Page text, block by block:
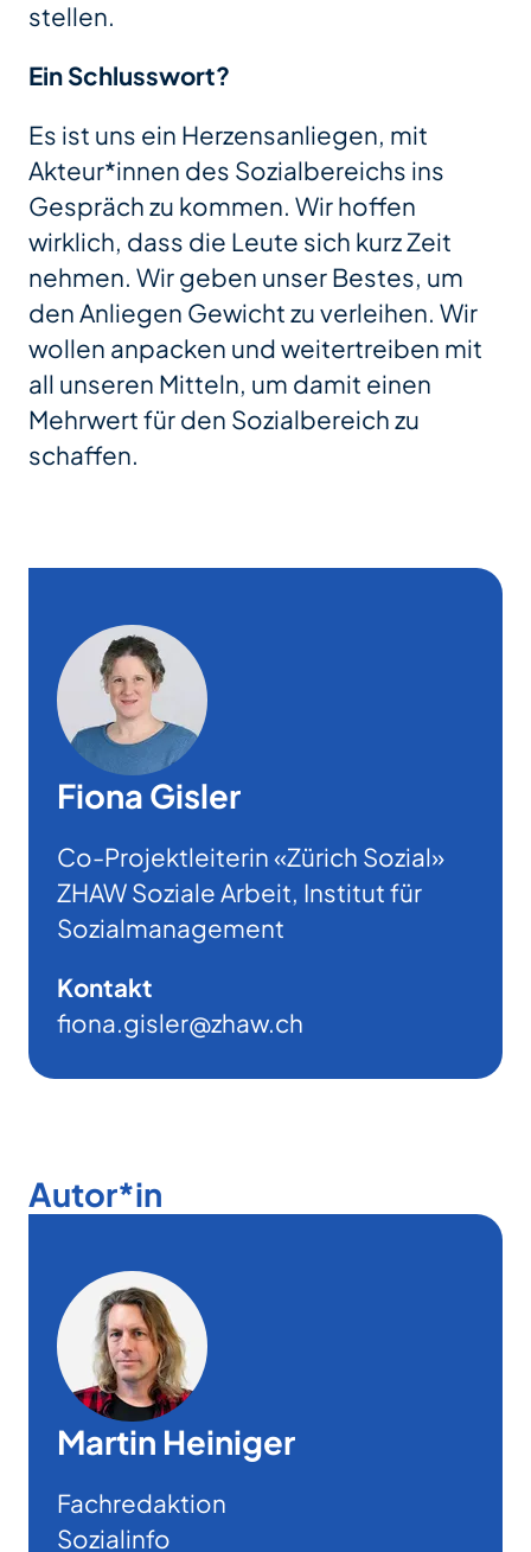
stellen.
Ein Schlusswort?
Es ist uns ein Herzensanliegen, mit
Akteur*innen des Sozialbereichs ins
Gespräch zu kommen. Wir hoffen
wirklich, dass die Leute sich kurz Zeit
nehmen. Wir geben unser Bestes, um
den Anliegen Gewicht zu verleihen. Wir
wollen anpacken und weitertreiben mit
all unseren Mitteln, um damit einen
Mehrwert für den Sozialbereich zu
schaffen.
Fiona Gisler
Co-Projektleiterin «Zürich Sozial»
ZHAW Soziale Arbeit, Institut für
Sozialmanagement
Kontakt
fiona.gisler@zhaw.ch
Autor*in
Martin Heiniger
Fachredaktion
Sozialinfo